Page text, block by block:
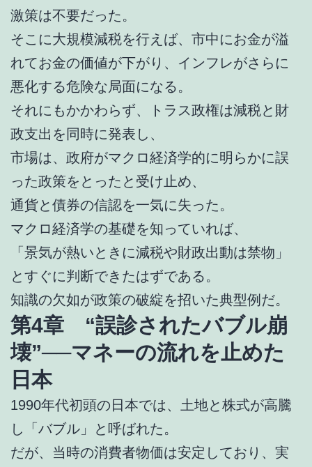
激策は不要だった。
そこに大規模減税を行えば、市中にお金が溢
れてお金の価値が下がり、インフレがさらに
悪化する危険な局面になる。
それにもかかわらず、トラス政権は減税と財
政支出を同時に発表し、
市場は、政府がマクロ経済学的に明らかに誤
った政策をとったと受け止め、
通貨と債券の信認を一気に失った。
マクロ経済学の基礎を知っていれば、
「景気が熱いときに減税や財政出動は禁物」
とすぐに判断できたはずである。
知識の欠如が政策の破綻を招いた典型例だ。
第4章 “誤診されたバブル崩
壊”──マネーの流れを止めた
日本
1990年代初頭の日本では、土地と株式が高騰
し「バブル」と呼ばれた。
だが、当時の消費者物価は安定しており、実